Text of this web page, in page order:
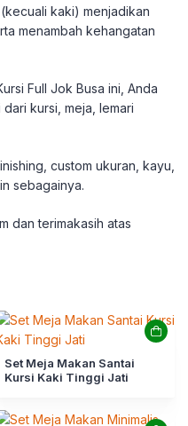
kaki) menjadikan
menambah kehangatan
Full Jok Busa ini, Anda
kursi, meja, lemari
custom ukuran, kayu,
sebagainya.
dan terimakasih atas
Set Meja Makan Santai
Kursi Kaki Tinggi Jati